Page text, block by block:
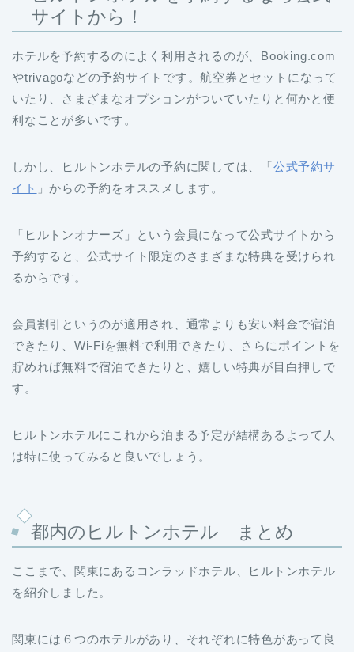
サイトから！
ホテルを予約するのによく利用されるのが、Booking.com
やtrivagoなどの予約サイトです。航空券とセットになって
いたり、さまざまなオプションがついていたりと何かと便
利なことが多いです。
しかし、ヒルトンホテルの予約に関しては、「公式予約サ
イト 」からの予約をオススメします。
「ヒルトンオナーズ」という会員になって公式サイトから
予約すると、公式サイト限定のさまざまな特典を受けられ
るからです。
会員割引というのが適用され、通常よりも安い料金で宿泊
できたり、Wi-Fiを無料で利用できたり、さらにポイントを
貯めれば無料で宿泊できたりと、嬉しい特典が目白押しで
す。
ヒルトンホテルにこれから泊まる予定が結構あるよって人
は特に使ってみると良いでしょう。
都内のヒルトンホテル まとめ
ここまで、関東にあるコンラッドホテル、ヒルトンホテル
を紹介しました。
関東には６つのホテルがあり、それぞれに特色があって良